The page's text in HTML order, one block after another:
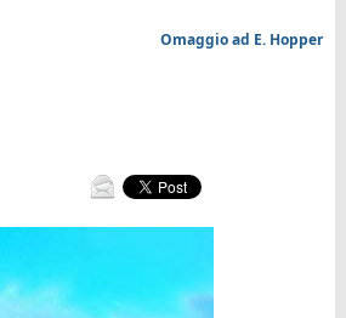
Omaggio ad E. Hopper